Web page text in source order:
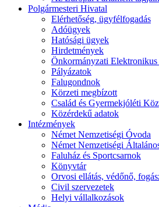
Polgármesteri Hivatal
Elérhetőség, ügyfélfogadás
Adóügyek
Hatósági ügyek
Hirdetmények
Önkormányzati
Pályázatok
Falugondnok
Körzeti megbízott
Család és Gyermekjóléti
Közérdekű adatok
Intézmények
Német Nemzetiségi Óvoda
Német Nemzetiségi
Faluház és Sportcsarnok
Könyvtár
Orvosi ellátás, védőnő,
Civil szervezetek
Helyi vállalkozások